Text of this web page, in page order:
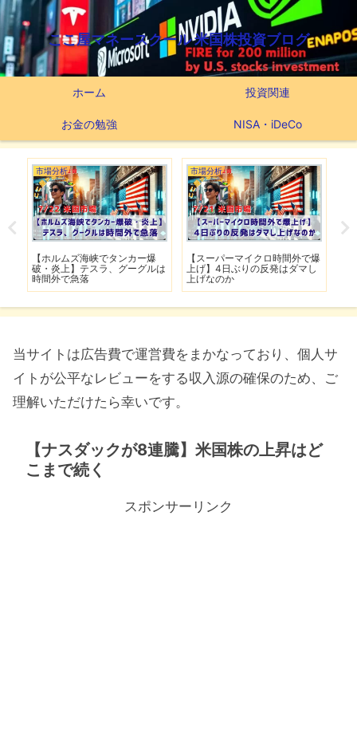
ここ屋マネースクール 米国株投資ブログ
ホーム 投資関連
お金の勉強 NISA・iDeCo
市場分析
【ホルムズ海峡でタンカー爆
破・炎上】テスラ、グーグルは
時間外で急落
市場分析
【スーパーマイクロ時間外で爆
上げ】4日ぶりの反発はダマし
上げなのか
当サイトは広告費で運営費をまかなっており、個人サ
イトが公平なレビューをする収入源の確保のため、ご
理解いただけたら幸いです。
【ナスダックが8連騰】米国株の上昇はど
こまで続く
スポンサーリンク